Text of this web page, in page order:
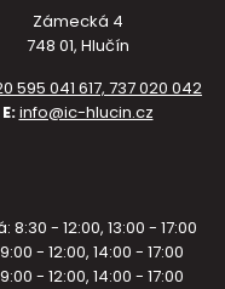
Zámecká 4
748 01, Hlučín
595 041 617, 737 020 042
E:info@ic-hlucin.cz
8:30 - 12:00, 13:00 - 17:00
- 12:00, 14:00 - 17:00
- 12:00, 14:00 - 17:00